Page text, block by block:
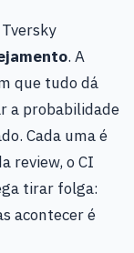
. A
que tudo dá
a probabilidade
Cada uma é
review, o CI
tirar folga:
acontecer é